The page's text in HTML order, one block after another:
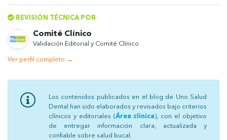
REVISIÓN TÉCNICA POR
Comité Clínico
Validación Editorial y Comité Clínico
Ver perfil completo →
Los contenidos publicados en el blog de Uno Salud
Dental han sido elaborados y revisados bajo criterios
clínicos y editoriales (Área clínica ), con el objetivo
de entregar información clara, actualizada y
confiable sobre salud bucal.